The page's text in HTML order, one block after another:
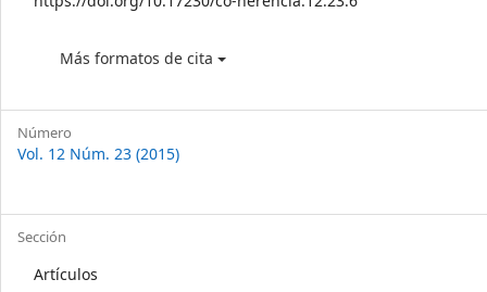
Más formatos de cita
Número
Vol. 12 Núm. 23 (2015)
Sección
Artículos